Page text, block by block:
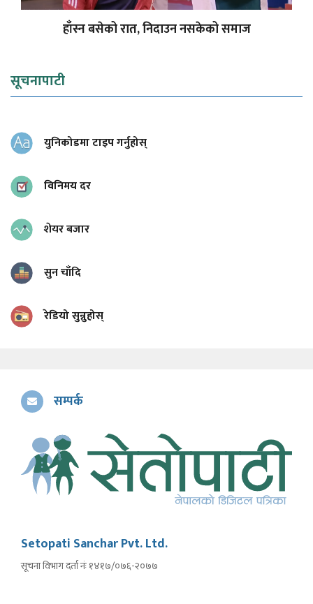
हाँस्न बसेको रात, निदाउन नसकेको समाज
सूचनापाटी
युनिकोडमा टाइप गर्नुहोस्
विनिमय दर
शेयर बजार
सुन चाँदि
रेडियो सुन्नुहोस्
सम्पर्क
Setopati Sanchar Pvt. Ltd.
सूचना विभाग दर्ता नंः १४१७/०७६-२०७७